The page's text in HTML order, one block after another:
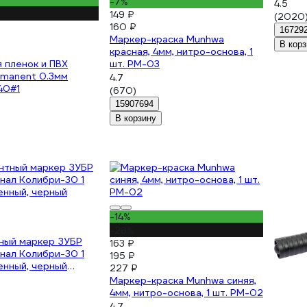
пленок и ПВХ
0.3мм
149 ₽
160 ₽
Маркер-краска Munhwa
красная, 4мм, нитро-основа, 1
шт. PM-03
4.7
(670)
15907694
В корзину
4.5
(2020)
В
маркер ЗУБР
Колибри-30 1
черный
-14%
163 ₽
195 ₽
227 ₽
Маркер-краска Munhwa синяя,
4мм, нитро-основа, 1 шт. PM-02